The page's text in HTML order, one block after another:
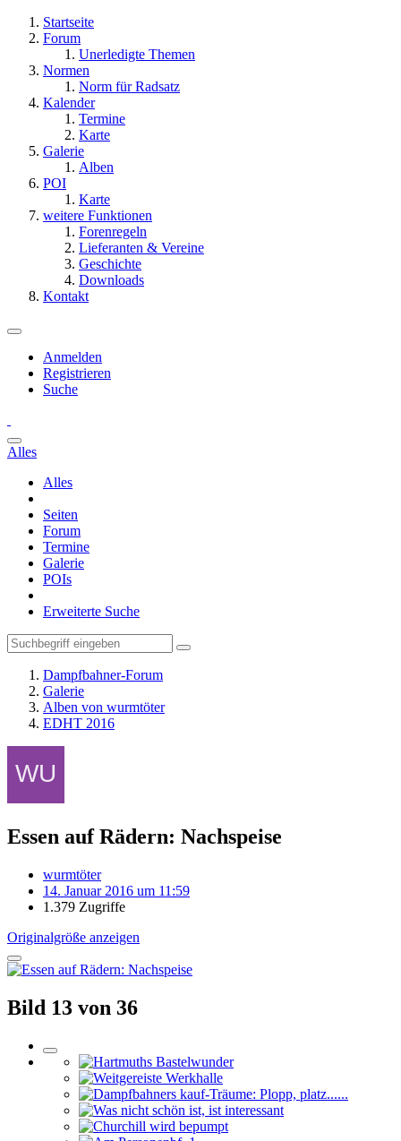
Startseite
Forum
Unerledigte Themen
Normen
Norm für Radsatz
Kalender
Termine
Karte
Galerie
Alben
POI
Karte
weitere Funktionen
Forenregeln
Lieferanten & Vereine
Geschichte
Downloads
Kontakt
Anmelden
Registrieren
Suche
Alles
Alles
Seiten
Forum
Termine
Galerie
POIs
Erweiterte Suche
Dampfbahner-Forum
Galerie
Alben von wurmtöter
EDHT 2016
Essen auf Rädern: Nachspeise
wurmtöter
14. Januar 2016 um 11:59
1.379 Zugriffe
Originalgröße anzeigen
Bild 13 von 36